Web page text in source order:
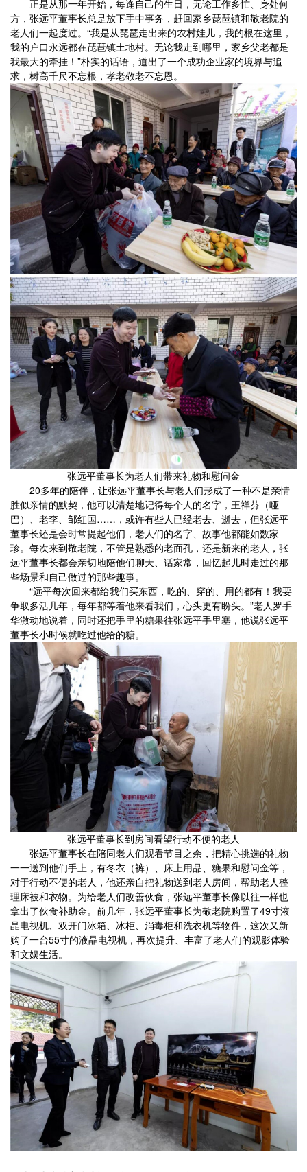
正是从那一年开始，每逢自己的生日，无论工作多忙、身处何
方，张远平董事长总是放下手中事务，赶回家乡琵琶镇和敬老院的
老人们一起度过。“我是从琵琶走出来的农村娃儿，我的根在这里，
我的户口永远都在琵琶镇土地村。无论我走到哪里，家乡父老都是
我最大的牵挂！”朴实的话语，道出了一个成功企业家的境界与追
求，树高千尺不忘根，孝老敬老不忘恩。
张远平董事长为老人们带来礼物和慰问金
20多年的陪伴，让张远平董事长与老人们形成了一种不是亲情
胜似亲情的默契，他可以清楚地记得每个人的名字，王祥芬（哑
巴）、老李、邹红国……，或许有些人已经老去、逝去，但张远平
董事长还是会时常提起他们，老人们的名字、故事他都能如数家
珍。每次来到敬老院，不管是熟悉的老面孔，还是新来的老人，张
远平董事长都会亲切地陪他们聊天、话家常，回忆起儿时走过的那
些场景和自己做过的那些趣事。
“远平每次回来都给我们买东西，吃的、穿的、用的都有！我要
争取多活几年，每年都等着他来看我们，心头更有盼头。”老人罗手
华激动地说着，同时还把手里的糖果往张远平手里塞，他说张远平
董事长小时候就吃过他给的糖。
张远平董事长到房间看望行动不便的老人
张远平董事长在陪同老人们观看节目之余，把精心挑选的礼物
一一送到他们手上，有冬衣（裤）、床上用品、糖果和慰问金等，
对于行动不便的老人，他还亲自把礼物送到老人房间，帮助老人整
理床被和衣物。为给老人们改善伙食，张远平董事长像以往一样也
拿出了伙食补助金。前几年，张远平董事长为敬老院购置了49寸液
晶电视机、双开门冰箱、冰柜、消毒柜和洗衣机等物件，这次又新
购了一台55寸的液晶电视机，再次提升、丰富了老人们的观影体验
和文娱生活。